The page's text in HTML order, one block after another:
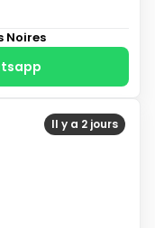
Noires
Il y a 2 jours